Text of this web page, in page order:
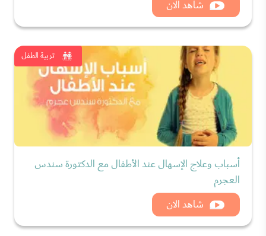
شاهد الان
تربية الطفل
أسباب وعلاج الإسهال عند الأطفال مع الدكتورة سندس
العجرم
شاهد الان